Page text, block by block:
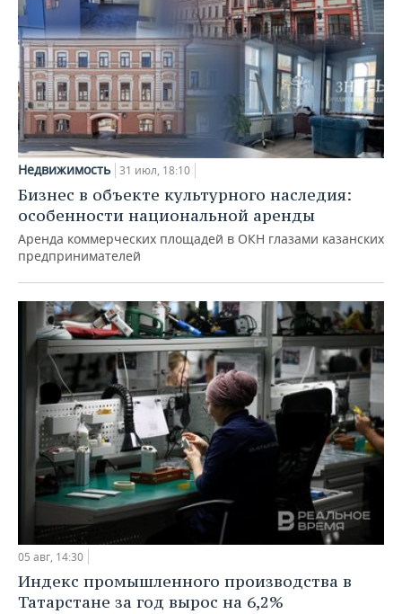
Недвижимость 31 июл, 18:10
Бизнес в объекте культурного наследия:
особенности национальной аренды
Аренда коммерческих площадей в ОКН глазами казанских
предпринимателей
05 авг, 14:30
Индекс промышленного производства в
Татарстане за год вырос на 6,2%